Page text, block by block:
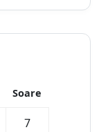
Soare
7